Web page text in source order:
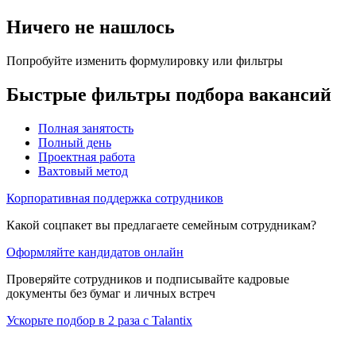
Ничего не нашлось
Попробуйте изменить формулировку или фильтры
Быстрые фильтры подбора вакансий
Полная занятость
Полный день
Проектная работа
Вахтовый метод
Корпоративная поддержка сотрудников
Какой соцпакет вы предлагаете семейным сотрудникам?
Оформляйте кандидатов онлайн
Проверяйте сотрудников и подписывайте кадровые
документы без бумаг и личных встреч
Ускорьте подбор в 2 раза с Talantix